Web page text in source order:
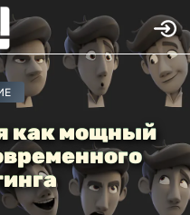
как мощный